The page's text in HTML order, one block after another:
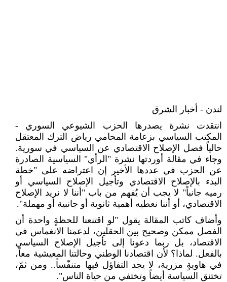
لندن - أخبار الشرق
انتقدت نشرة يصدرها الحزب الشيوعي السوري -
المكتب السياسي بزعامة المحامي رياض الترك المعتقل
حالياً فصل الإصلاح الاقتصادي عن السياسي في سورية.
وجاء في مقالة أوردتها نشرة "الرأي" السياسية الصادرة
عن الحزب في عددها الأخير إن اعتراضه على "خطة
البدء بالإصلاح الاقتصادي وتأجيل الإصلاح السياسي أو
رميه جانباً" لا يجب أن يُفهم من باب "أننا لا نريد الإصلاح
الاقتصادي، أو أننا نعطيه أهمية ثانوية أو جانبية أو مهملة".
وأضاف كاتب المقالة يقول "لو اقتنعنا للحظةٍ واحدة أن
الفصل ممكن وصحيح بين الحقلين، لدعمنا الانغماس في
الاقتصاد، بل ربما دعونا إلى تأجيل الإصلاح السياسي
بالفعل. لماذا؟ لأن اقتصادنا الوطني وحالتنا المعيشية معاً،
في هاويةٍ مزرية، لا يجد التفاؤل فيها متنفّساً.. ومن ثمّ،
تختنق السياسة أيضاً وتختفي من حياة الناس".